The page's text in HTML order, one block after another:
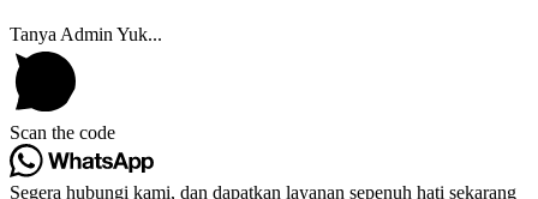
Tanya Admin Yuk...
Scan the code
Segera hubungi kami, dan dapatkan layanan sepenuh hati sekarang